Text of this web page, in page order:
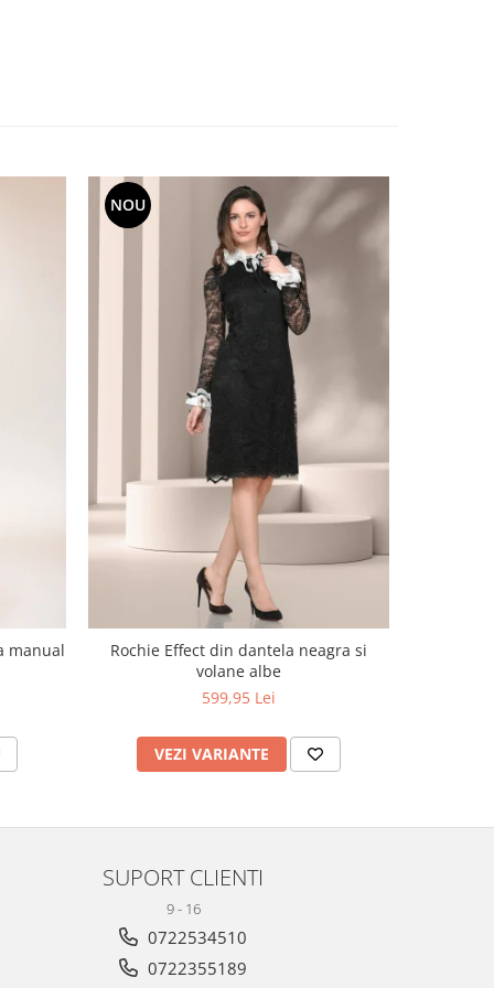
manual
NOU
Rochie Effect din dantela neagra si
volane albe
599,95 Lei
VEZI VARIANTE
SUPORT CLIENTI
9 - 16
0722534510
0722355189